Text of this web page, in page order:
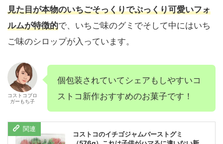
見た目が本物のいちごそっくりでぷっくり可愛いフォ
ルムが特徴的で、いちご味のグミでそして中にはいち
ご味のシロップが入っています。
コストコブロ
ガーもち子
個包装されていてシェアもしやすいコ
ストコ新作おすすめのお菓子です！
コストコのイチゴジャムバーストグミ